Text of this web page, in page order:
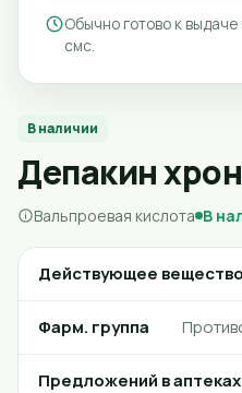
В наличии
Депакин
Вальпроевая кислота В
Действующее вещество
Фарм. группа
Предложений в аптеках
Обычно готово к
смс.